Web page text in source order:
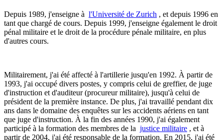
Depuis 1989, j'enseigne à l'Université de Zurich , et depuis 1996 en
tant que chargé de cours. Depuis 1999, j'enseigne également le droit
pénal militaire et le droit de la procédure pénale militaire, en plus
d'autres cours.
Militairement, j'ai été affecté à l'artillerie jusqu'en 1992. À partir de
1993, j'ai occupé divers postes, y compris celui de greffier, de juge
d'instruction et d'auditeur (procureur militaire), jusqu'à celui de
président de la première instance. De plus, j'ai travaillé pendant dix
ans dans le domaine des enquêtes sur les accidents aériens en tant
que juge d'instruction. À la fin des années 1990, j'ai également
participé à la formation des membres de la justice militaire , et à
partir de 2004, j'ai été responsable de la formation. En 2015, j'ai été